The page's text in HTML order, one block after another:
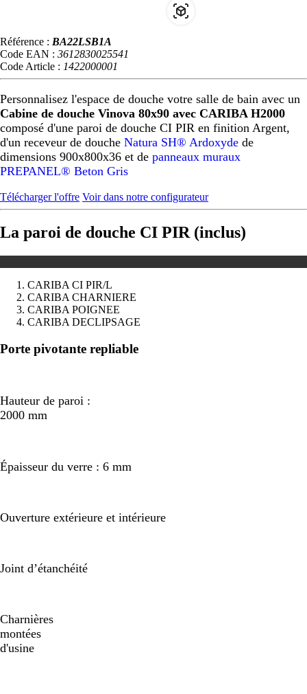
Référence : BA22LSB1A
Code EAN : 3612830025541
Code Article : 1422000001
Personnalisez l'espace de douche votre salle de bain avec un
Cabine de douche Vinova 80x90 avec CARIBA H2000
composé d'une paroi de douche CI PIR en finition Argent,
d'un receveur de douche Natura SH® Ardoxyde de
dimensions 900x800x36 et de panneaux muraux
PREPANEL® Beton Gris
Télécharger l'offre Voir dans notre configurateur
La paroi de douche CI PIR (inclus)
CARIBA CI PIR/L
CARIBA CHARNIERE
CARIBA POIGNEE
CARIBA DECLIPSAGE
Précédent
Suivant
Porte pivotante repliable
Hauteur de paroi :
2000 mm
Épaisseur du verre : 6 mm
Ouverture extérieure et intérieure
Joint d’étanchéité
Charnières
montées
d'usine